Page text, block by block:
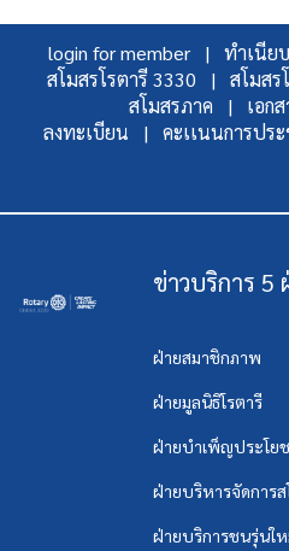
login for member | ทำเนี
สโมสรโรตารี 3330 |
สโมส
สโมสรภาค |
เอก
ลงทะเบียน |
คะเเนนการป
ข่าวบริการ 5
ฝ่ายสมาชิกภาพ
ฝ่ายมูลนิธิโรตารี
ฝ่ายบำเพ็ญประโย
ฝ่ายบริหารจัดการส
ฝ่ายบริการชนรุ่นใ